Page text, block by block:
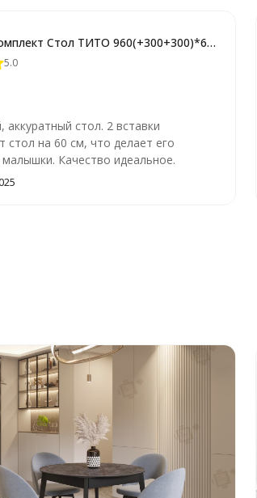
Комплект Стол ТИТО 960(+300+300)*600 Комплект ножек ТИТО металл Черный матовый м
5.0
аккуратный стол. 2 вставки
стол на 60 см, что делает его
Качество идеальное.